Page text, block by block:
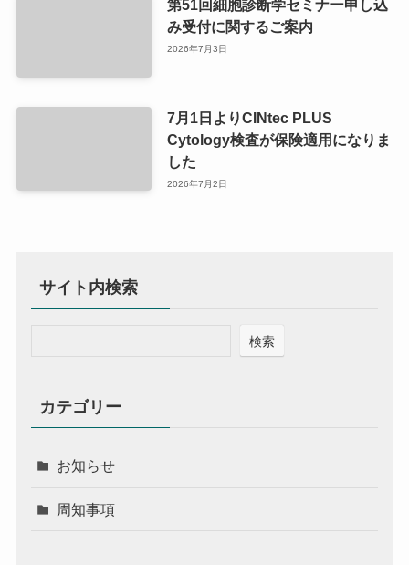
第51回細胞診断学セミナー申し込
み受付に関するご案内
2026年7月3日
7月1日よりCINtec PLUS
Cytology検査が保険適用になりま
した
2026年7月2日
サイト内検索
検索
カテゴリー
お知らせ
周知事項